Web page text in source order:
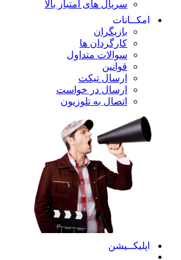
سریال های امتیاز بالا
امکــانات
بازیگران
کارگردان ها
سوالات متداول
قوانین
ارسال تیکت
ارسال در خواست
اتصال به تلوزیون
اپلیکــیشن